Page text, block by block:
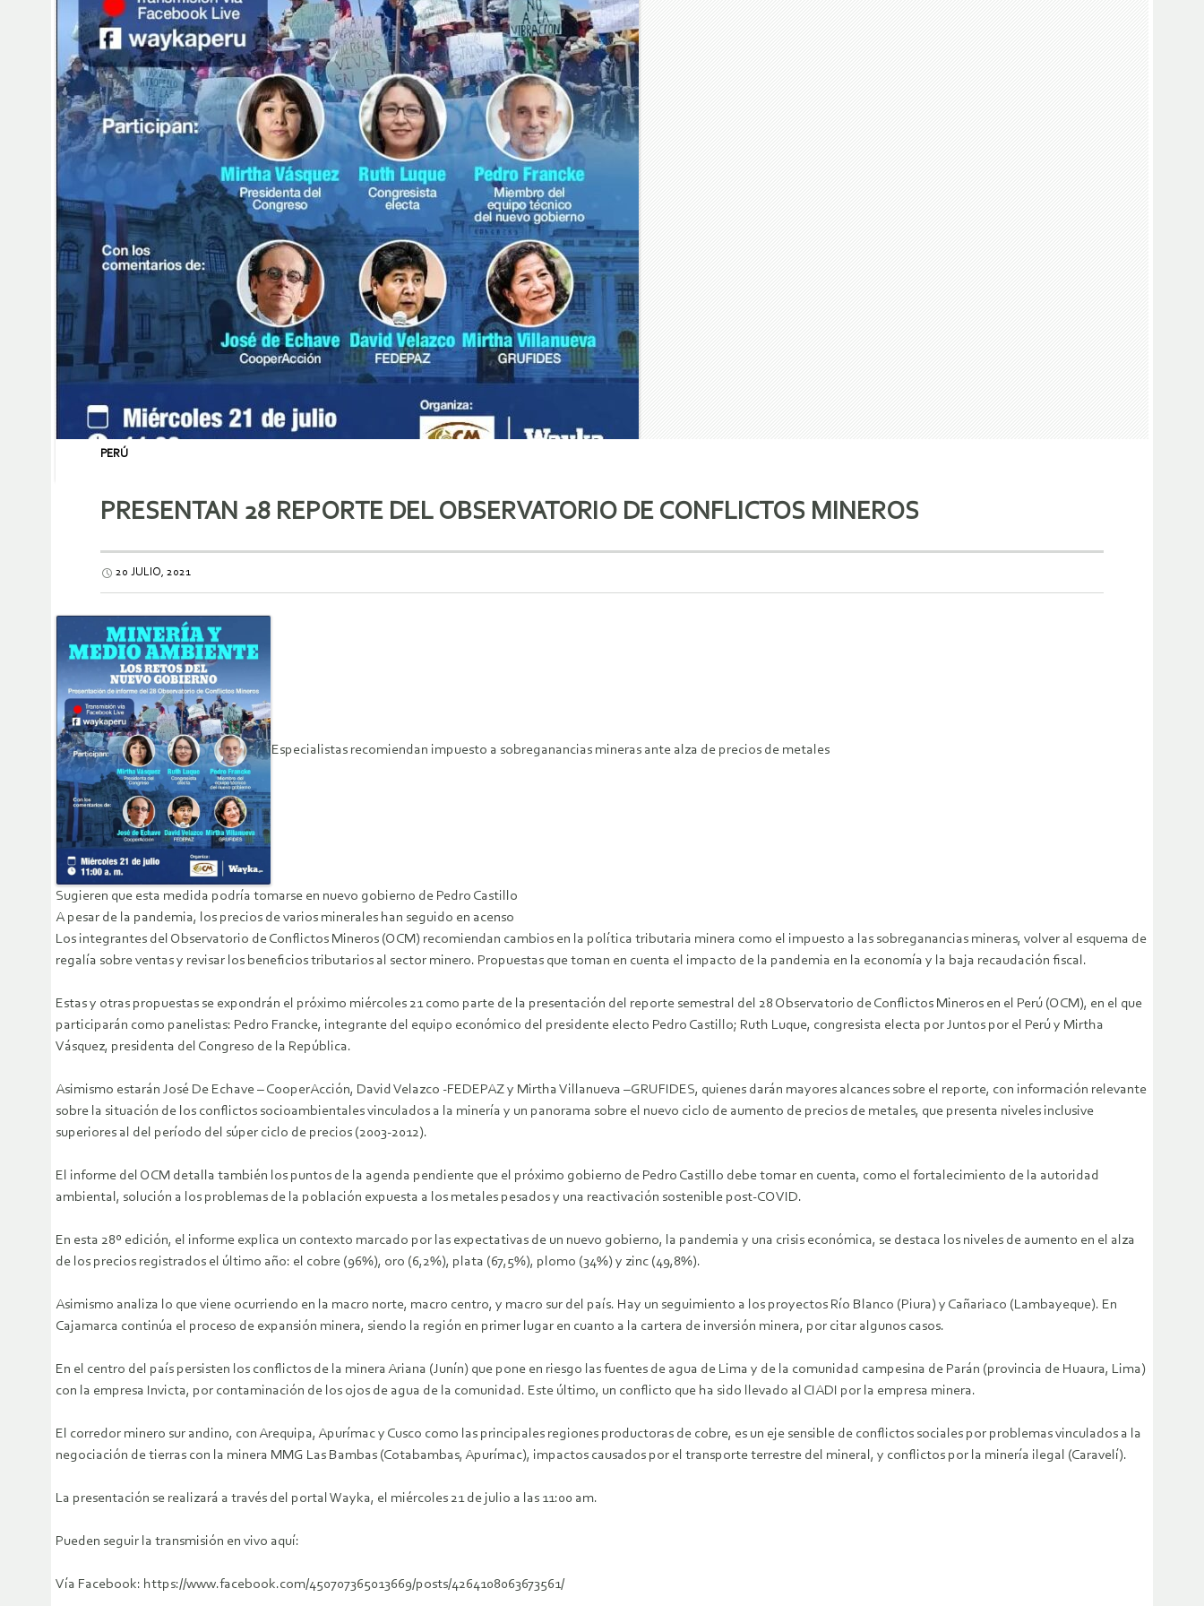
PERÚ
PRESENTAN 28 REPORTE DEL OBSERVATORIO DE CONFLICTOS MINEROS
20 JULIO, 2021
Especialistas recomiendan impuesto a sobreganancias mineras ante alza de precios de metales
Sugieren que esta medida podría tomarse en nuevo gobierno de Pedro Castillo
A pesar de la pandemia, los precios de varios minerales han seguido en acenso
Los integrantes del Observatorio de Conflictos Mineros (OCM) recomiendan cambios en la política tributaria minera como el impuesto a las sobreganancias mineras, volver al esquema de
regalía sobre ventas y revisar los beneficios tributarios al sector minero. Propuestas que toman en cuenta el impacto de la pandemia en la economía y la baja recaudación fiscal.
Estas y otras propuestas se expondrán el próximo miércoles 21 como parte de la presentación del reporte semestral del 28 Observatorio de Conflictos Mineros en el Perú (OCM), en el que
participarán como panelistas: Pedro Francke, integrante del equipo económico del presidente electo Pedro Castillo; Ruth Luque, congresista electa por Juntos por el Perú y Mirtha
Vásquez, presidenta del Congreso de la República.
Asimismo estarán José De Echave – CooperAcción, David Velazco -FEDEPAZ y Mirtha Villanueva –GRUFIDES, quienes darán mayores alcances sobre el reporte, con información relevante
sobre la situación de los conflictos socioambientales vinculados a la minería y un panorama sobre el nuevo ciclo de aumento de precios de metales, que presenta niveles inclusive
superiores al del período del súper ciclo de precios (2003-2012).
El informe del OCM detalla también los puntos de la agenda pendiente que el próximo gobierno de Pedro Castillo debe tomar en cuenta, como el fortalecimiento de la autoridad
ambiental, solución a los problemas de la población expuesta a los metales pesados y una reactivación sostenible post-COVID.
En esta 28º edición, el informe explica un contexto marcado por las expectativas de un nuevo gobierno, la pandemia y una crisis económica, se destaca los niveles de aumento en el alza
de los precios registrados el último año: el cobre (96%), oro (6,2%), plata (67,5%), plomo (34%) y zinc (49,8%).
Asimismo analiza lo que viene ocurriendo en la macro norte, macro centro, y macro sur del país. Hay un seguimiento a los proyectos Río Blanco (Piura) y Cañariaco (Lambayeque). En
Cajamarca continúa el proceso de expansión minera, siendo la región en primer lugar en cuanto a la cartera de inversión minera, por citar algunos casos.
En el centro del país persisten los conflictos de la minera Ariana (Junín) que pone en riesgo las fuentes de agua de Lima y de la comunidad campesina de Parán (provincia de Huaura, Lima)
con la empresa Invicta, por contaminación de los ojos de agua de la comunidad. Este último, un conflicto que ha sido llevado al CIADI por la empresa minera.
El corredor minero sur andino, con Arequipa, Apurímac y Cusco como las principales regiones productoras de cobre, es un eje sensible de conflictos sociales por problemas vinculados a la
negociación de tierras con la minera MMG Las Bambas (Cotabambas, Apurímac), impactos causados por el transporte terrestre del mineral, y conflictos por la minería ilegal (Caravelí).
La presentación se realizará a través del portal Wayka, el miércoles 21 de julio a las 11:00 am.
Pueden seguir la transmisión en vivo aquí:
Vía Facebook: https://www.facebook.com/450707365013669/posts/4264108063673561/